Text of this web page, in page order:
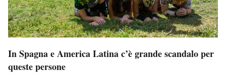
In Spagna e America Latina c’è grande scandalo per
queste persone